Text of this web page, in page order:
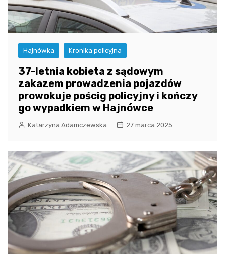
Hajnówka Kronika policyjna
37-letnia kobieta z sądowym
zakazem prowadzenia pojazdów
prowokuje pościg policyjny i kończy
go wypadkiem w Hajnówce
Katarzyna Adamczewska 27 marca 2025